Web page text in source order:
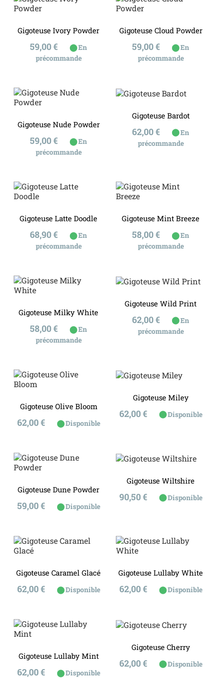
Gigoteuse Ivory Powder
Prix
59,00 € ⬤En
précommande
Gigoteuse Cloud Powder
Prix
59,00 € ⬤En
précommande
Gigoteuse Nude Powder
Prix
59,00 € ⬤En
précommande
Gigoteuse Bardot
Prix
62,00 € ⬤En
précommande
Gigoteuse Latte Doodle
Prix
68,90 € ⬤En
précommande
Gigoteuse Mint Breeze
Prix
58,00 € ⬤En
précommande
Gigoteuse Milky White
Prix
58,00 € ⬤En
précommande
Gigoteuse Wild Print
Prix
62,00 € ⬤En
précommande
Gigoteuse Olive Bloom
Prix
62,00 € ⬤Disponible
Gigoteuse Miley
Prix
62,00 € ⬤Disponible
Gigoteuse Dune Powder
Prix
59,00 € ⬤Disponible
Gigoteuse Wiltshire
Prix
90,50 € ⬤Disponible
Gigoteuse Caramel Glacé
Prix
62,00 € ⬤Disponible
Gigoteuse Lullaby White
Prix
62,00 € ⬤Disponible
Gigoteuse Lullaby Mint
Prix
62,00 € ⬤Disponible
Gigoteuse Cherry
Prix
62,00 € ⬤Disponible